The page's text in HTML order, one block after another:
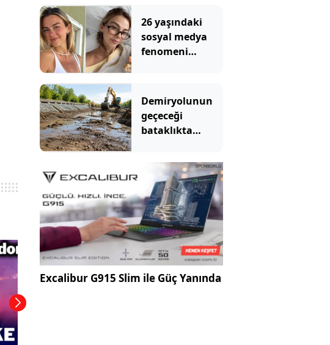
26 yaşındaki
sosyal medya
fenomeni
kaybetti
Demiryolunun
geçeceği
bataklıkta
hazine bulundu
Excalibur G915 Slim ile Güç Yanında